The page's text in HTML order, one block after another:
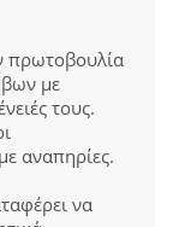
πρωτοβουλία
με
τους.
αναπηρίες.
να